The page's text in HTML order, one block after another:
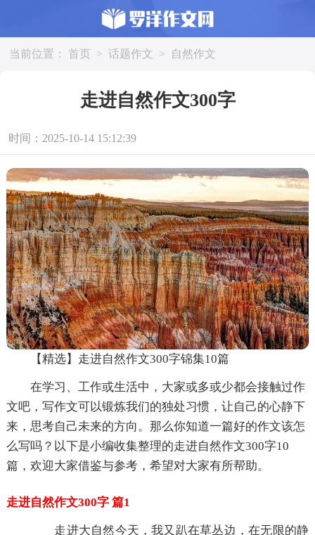
当前位置： 首页 > 话题作文 > 自然作文
走进自然作文300字
时间：2025-10-14 15:12:39
【精选】走进自然作文300字锦集10篇
在学习、工作或生活中，大家或多或少都会接触过作
文吧，写作文可以锻炼我们的独处习惯，让自己的心静下
来，思考自己未来的方向。那么你知道一篇好的作文该怎
么写吗？以下是小编收集整理的走进自然作文300字10
篇，欢迎大家借鉴与参考，希望对大家有所帮助。
走进自然作文300字 篇1
走进大自然今天，我又趴在草丛边，在无限的静